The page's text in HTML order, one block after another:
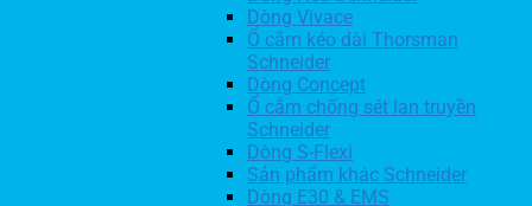
Dòng Vivace
Ổ cắm kéo dài Thorsman
Schneider
Dòng Concept
Ổ cắm chống sét lan truyền
Schneider
Dòng S-Flexi
Sản phẩm khác Schneider
Dòng E30 & EMS